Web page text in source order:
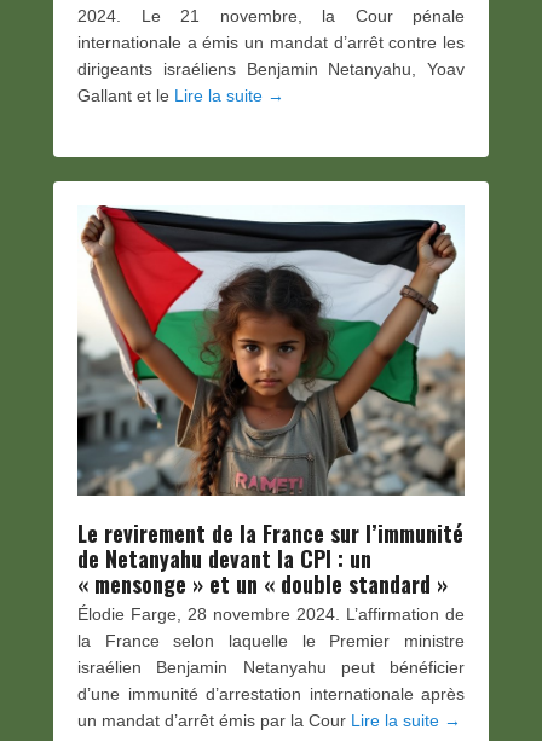
2024. Le 21 novembre, la Cour pénale
internationale a émis un mandat d’arrêt contre les
dirigeants israéliens Benjamin Netanyahu, Yoav
Gallant et le Lire la suite →
Le revirement de la France sur l’immunité
de Netanyahu devant la CPI : un
« mensonge » et un « double standard »
Élodie Farge, 28 novembre 2024. L’affirmation de
la France selon laquelle le Premier ministre
israélien Benjamin Netanyahu peut bénéficier
d’une immunité d’arrestation internationale après
un mandat d’arrêt émis par la Cour Lire la suite →